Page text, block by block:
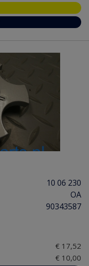
10 06 230
OA
90343587
€ 17,52
€ 10,00